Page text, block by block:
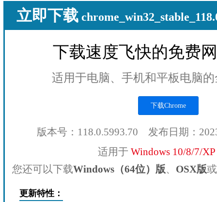
立即下载
下载速度飞快的免费
适用于电脑、手机和平板电脑
下载Chrome
版本号：118.0.5993.70 发布日期：
适用于 Windows 10/8/7/
您还可以下载Windows（64位）版、 OSX版或
更新特性：